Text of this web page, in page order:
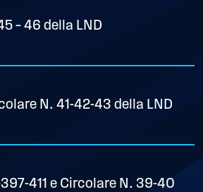
– 46 della LND
N. 41-42-43 della LND
411 e Circolare N. 39-40